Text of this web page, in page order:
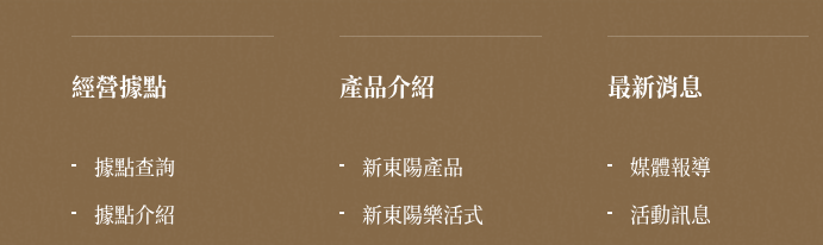
經營據點
據點查詢
據點介紹
產品介紹
新東陽產品
新東陽樂活式
最新消息
媒體報導
活動訊息